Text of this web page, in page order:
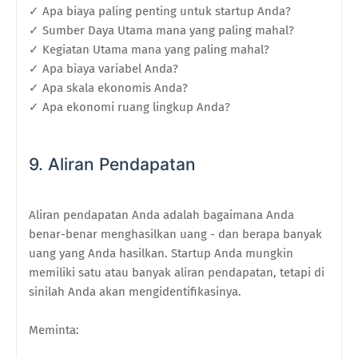
✓ Apa biaya paling penting untuk startup Anda?
✓ Sumber Daya Utama mana yang paling mahal?
✓ Kegiatan Utama mana yang paling mahal?
✓ Apa biaya variabel Anda?
✓ Apa skala ekonomis Anda?
✓ Apa ekonomi ruang lingkup Anda?
9. Aliran Pendapatan
Aliran pendapatan Anda adalah bagaimana Anda
benar-benar menghasilkan uang - dan berapa banyak
uang yang Anda hasilkan. Startup Anda mungkin
memiliki satu atau banyak aliran pendapatan, tetapi di
sinilah Anda akan mengidentifikasinya.
Meminta: